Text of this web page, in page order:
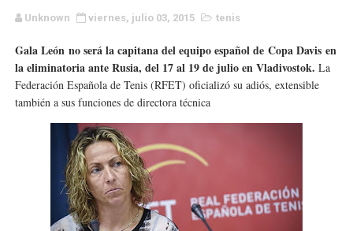
Máxima celebración en el último Impact! con Jason
Mundial de esgrima 2026 (Hong Kong) - La delegación
Raquel Rodriguez es la nueva monarca
Athletes Unlimited Softball League 2026 - Las Utah
Mundial de piragüismo slalom 2026 (Oklahoma City,
Unknown viernes, julio 03, 2015 tenis
Gala León no será la capitana del equipo español de Copa Davis en
la eliminatoria ante Rusia, del 17 al 19 de julio en Vladivostok. La
Federación Española de Tenis (RFET) oficializó su adiós, extensible
también a sus funciones de directora técnica